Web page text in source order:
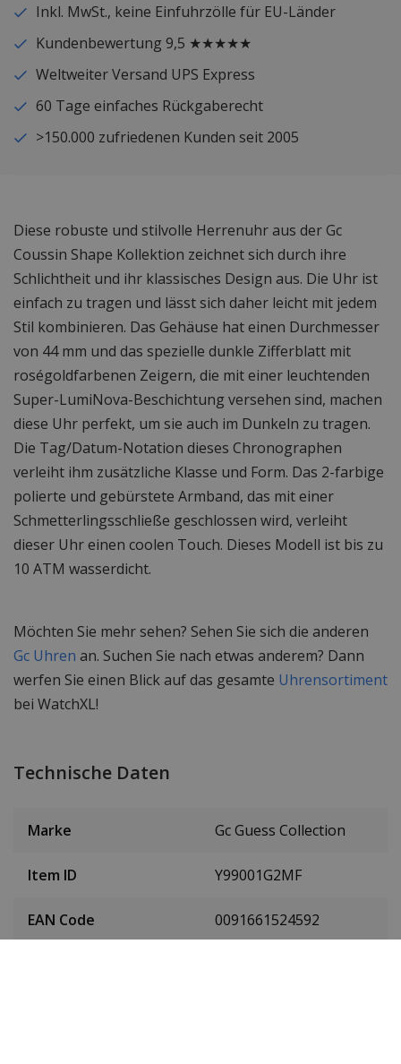
Inkl. MwSt., keine Einfuhrzölle für EU-Länder
Kundenbewertung 9,5 ★★★★★
Weltweiter Versand UPS Express
60 Tage einfaches Rückgaberecht
>150.000 zufriedenen Kunden seit 2005
Diese robuste und stilvolle Herrenuhr aus der Gc
Coussin Shape Kollektion zeichnet sich durch ihre
Schlichtheit und ihr klassisches Design aus. Die Uhr ist
einfach zu tragen und lässt sich daher leicht mit jedem
Stil kombinieren. Das Gehäuse hat einen Durchmesser
von 44 mm und das spezielle dunkle Zifferblatt mit
roségoldfarbenen Zeigern, die mit einer leuchtenden
Super-LumiNova-Beschichtung versehen sind, machen
diese Uhr perfekt, um sie auch im Dunkeln zu tragen.
Die Tag/Datum-Notation dieses Chronographen
verleiht ihm zusätzliche Klasse und Form. Das 2-farbige
polierte und gebürstete Armband, das mit einer
Schmetterlingsschließe geschlossen wird, verleiht
dieser Uhr einen coolen Touch. Dieses Modell ist bis zu
10 ATM wasserdicht.
Möchten Sie mehr sehen? Sehen Sie sich die anderen
Gc Uhren an. Suchen Sie nach etwas anderem? Dann
werfen Sie einen Blick auf das gesamte Uhrensortiment
bei WatchXL!
Technische Daten
Marke Gc Guess Collection
Item ID Y99001G2MF
EAN Code 0091661524592